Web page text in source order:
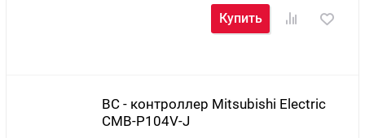
Купить
BC - контроллер Mitsubishi Electric
CMB-P104V-J